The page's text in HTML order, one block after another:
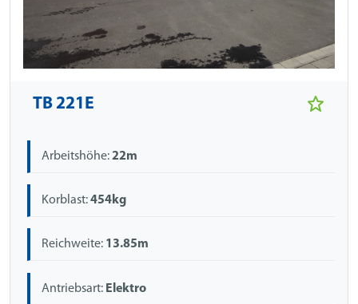
TB 221E
Arbeitshöhe:22m
Korblast:454kg
Reichweite: 13.85m
Antriebsart: Elektro